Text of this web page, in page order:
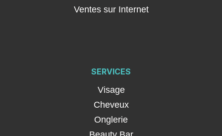
Ventes sur Internet
SERVICES
Visage
Cheveux
Onglerie